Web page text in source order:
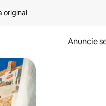
original
Anuncie